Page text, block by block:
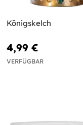
Königskelch
4,99 €
VERFÜGBAR